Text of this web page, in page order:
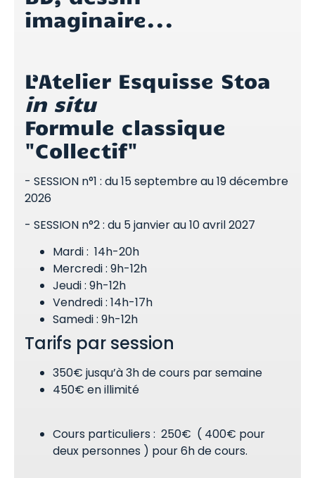
imaginaire...
L’Atelier Esquisse Stoa
in situ
Formule classique
"Collectif"
- SESSION n°1 : du 15 septembre au 19 décembre
2026
- SESSION n°2 : du 5 janvier au 10 avril 2027
Mardi : 14h-20h
Mercredi : 9h-12h
Jeudi : 9h-12h
Vendredi : 14h-17h
Samedi : 9h-12h
Tarifs par session
350€ jusqu’à 3h de cours par semaine
450€ en illimité
Cours particuliers : 250€ ( 400€ pour
deux personnes ) pour 6h de cours.